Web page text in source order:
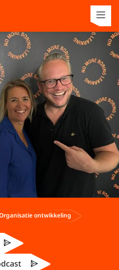
ontwikkeling